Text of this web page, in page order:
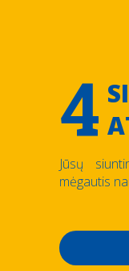
4
Jūsų
mėgautis